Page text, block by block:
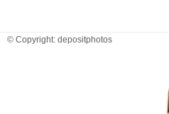
© Copyright: depositphotos